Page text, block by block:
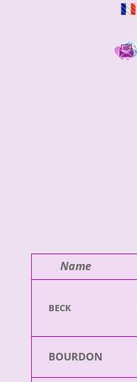
Name
BECK
BOURDON